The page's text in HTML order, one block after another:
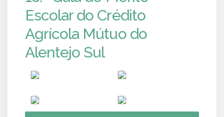
Escolar do Crédito
Agrícola Mútuo do
Alentejo Sul